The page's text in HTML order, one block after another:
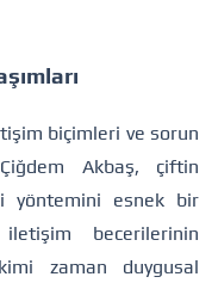
biçimleri ve sorun
Akbaş, çiftin
yöntemini esnek bir
becerilerinin
zaman duygusal